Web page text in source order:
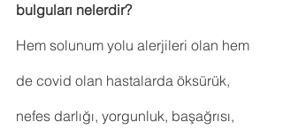
bulguları nelerdir?
Hem solunum yolu alerjileri olan hem
de covid olan hastalarda öksürük,
nefes darlığı, yorgunluk, başağrısı,